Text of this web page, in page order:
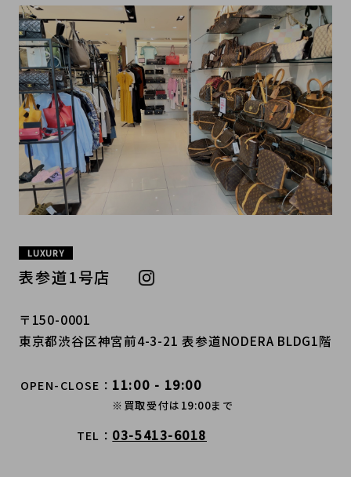
LUXURY
表参道1号店
〒150-0001
東京都渋谷区神宮前4-3-21 表参道NODERA BLDG1階
OPEN-CLOSE 11:00 - 19:00
※買取受付は19:00まで
TEL 03-5413-6018